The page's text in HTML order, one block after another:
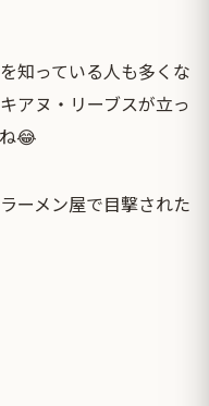
知っている人も多くな
アヌ・リーブスが立っ
😂
ーメン屋で目撃された